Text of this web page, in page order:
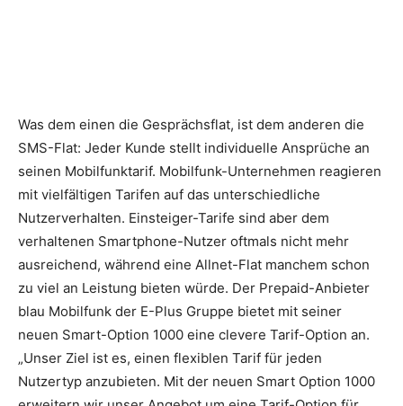
Was dem einen die Gesprächsflat, ist dem anderen die
SMS-Flat: Jeder Kunde stellt individuelle Ansprüche an
seinen Mobilfunktarif. Mobilfunk-Unternehmen reagieren
mit vielfältigen Tarifen auf das unterschiedliche
Nutzerverhalten. Einsteiger-Tarife sind aber dem
verhaltenen Smartphone-Nutzer oftmals nicht mehr
ausreichend, während eine Allnet-Flat manchem schon
zu viel an Leistung bieten würde. Der Prepaid-Anbieter
blau Mobilfunk der E-Plus Gruppe bietet mit seiner
neuen Smart-Option 1000 eine clevere Tarif-Option an.
„Unser Ziel ist es, einen flexiblen Tarif für jeden
Nutzertyp anzubieten. Mit der neuen Smart Option 1000